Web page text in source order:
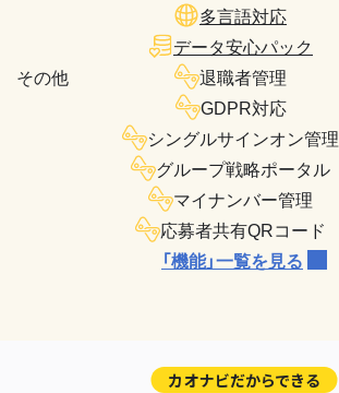
その他
多言語対応
データ安心パック
退職者管理
GDPR対応
シングルサインオン管理
グループ戦略ポータル
マイナンバー管理
応募者共有QRコード
「機能」一覧を見る
カオナビだからできる